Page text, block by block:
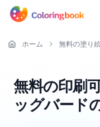
ホーム 無料の塗り
無料の印刷
ッグバード